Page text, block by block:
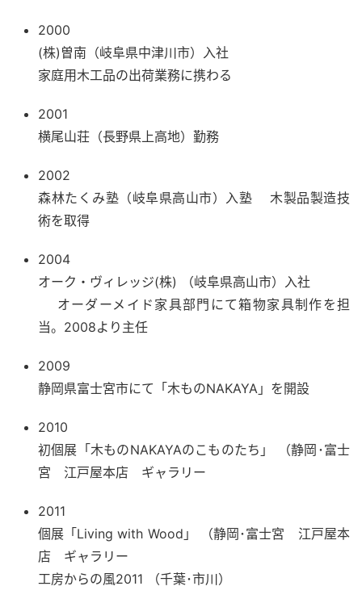
​2000
(株)曽南（岐阜県中津川市）入社
家庭用木工品の出荷業務に携わる
2001
横尾山荘（長野県上高地）勤務
2002
森林たくみ塾（岐阜県高山市）入塾 木製品製造技
術を取得
2004
オーク・ヴィレッジ(株) （岐阜県高山市）入社
オーダーメイド家具部門にて箱物家具制作を担
当。2008より主任
2009
静岡県富士宮市にて「木ものNAKAYA」を開設
2010
初個展「木ものNAKAYAのこものたち」 （静岡･富士
宮 江戸屋本店 ギャラリー
2011
個展「Living with Wood」 （静岡･富士宮 江戸屋本
店 ギャラリー
工房からの風2011 （千葉･市川）